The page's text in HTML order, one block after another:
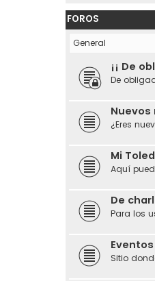
FOROS
General
¡¡ De
De
¿Eres
Mi
Aquí
De
Para los
Eventos
Sitio